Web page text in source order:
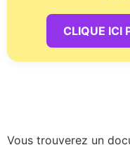
CLIQUE ICI
Vous trouverez un